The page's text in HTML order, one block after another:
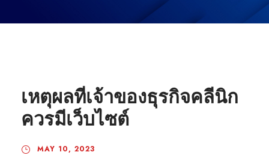
เหตุผลที่เจ้าของธุรกิจคลีนิก
ควรมีเว็บไซต์
MAY 10, 2023